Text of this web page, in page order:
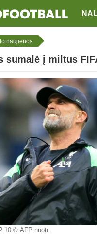
naujienos
sumalė į miltus
© AFP nuotr.